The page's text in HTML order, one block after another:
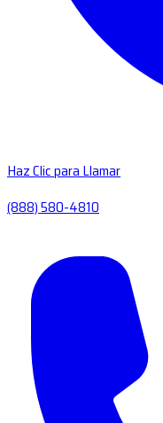
Haz Clic para Llamar
(888) 580-4810